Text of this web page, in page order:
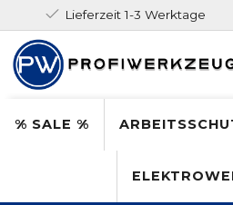
Lieferzeit 1-3 Werktage
% SALE %